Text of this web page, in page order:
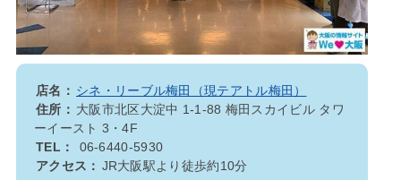
店名： シネ・リーブル梅田（現テアトル梅田）
住所： 大阪市北区大淀中 1-1-88 梅田スカイビル タワ
ーイースト 3・4F
TEL：
06-6440-5930
アクセス： JR大阪駅より徒歩約10分